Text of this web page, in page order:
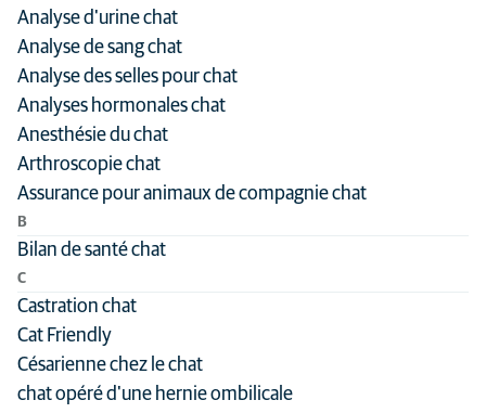
Cardiologie
Chirurgie
Dermatologie
Éthologie
Imagerie médicale
Laboratoire de diagnostic
Médecine préventive
Médecine sportive et rééducation
Chaton
Seniorchat
Analyse d'urine chat
Analyse de sang chat
Analyse des selles pour chat
Analyses hormonales chat
Anesthésie du chat
Arthroscopie chat
Assurance pour animaux de compagnie chat
B
Bilan de santé chat
C
Castration chat
Cat Friendly
Césarienne chez le chat
chat opéré d'une hernie ombilicale